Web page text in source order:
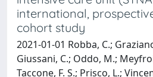
international,
cohort study
2021-01-01 Robba, C.;
Giussani, C.; Oddo, M.;
Taccone, F. S.; Prisco, L.;